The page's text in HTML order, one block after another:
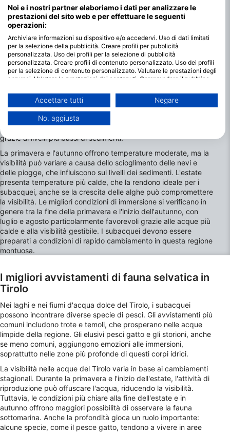
I migliori mesi per fare immersioni in
Tirolo
Le immersioni in acqua dolce in Tirolo offrono esperienze
4°C-20°C/39°F-68°F. Il periodo più freddo è l'inverno, dove la
copertura di ghiaccio è comune e limita le opportunità di
immersione, ma offre esperienze uniche di immersione nel
ghiaccio per i più avventurosi. La visibilità è migliore in inverno
grazie ai livelli più bassi di sedimenti.
La primavera e l'autunno offrono temperature moderate, ma la
visibilità può variare a causa dello scioglimento delle nevi e
delle piogge, che influiscono sui livelli dei sedimenti. L'estate
presenta temperature più calde, che la rendono ideale per i
subacquei, anche se la crescita delle alghe può compromettere
la visibilità. Le migliori condizioni di immersione si verificano in
genere tra la fine della primavera e l'inizio dell'autunno, con
luglio e agosto particolarmente favorevoli grazie alle acque più
calde e alla visibilità gestibile. I subacquei devono essere
preparati a condizioni di rapido cambiamento in questa regione
montuosa.
I migliori avvistamenti di fauna selvatica in
Tirolo
Nei laghi e nei fiumi d'acqua dolce del Tirolo, i subacquei
possono incontrare diverse specie di pesci. Gli avvistamenti più
comuni includono trote e temoli, che prosperano nelle acque
limpide della regione. Gli elusivi pesci gatto e gli storioni, anche
se meno comuni, aggiungono emozioni alle immersioni,
soprattutto nelle zone più profonde di questi corpi idrici.
La visibilità nelle acque del Tirolo varia in base ai cambiamenti
stagionali. Durante la primavera e l'inizio dell'estate, l'attività di
riproduzione può offuscare l'acqua, riducendo la visibilità.
Tuttavia, le condizioni più chiare alla fine dell'estate e in
autunno offrono maggiori possibilità di osservare la fauna
sottomarina. Anche la profondità gioca un ruolo importante:
alcune specie, come il pesce gatto, tendono a vivere in aree
Noi e i nostri partner elaboriamo i dati per analizzare le
prestazioni del sito web e per effettuare le seguenti
operazioni:
Archiviare informazioni su dispositivo e/o accedervi. Uso di dati limitati
per la selezione della pubblicità. Creare profili per pubblicità
personalizzata. Uso dei profili per la selezione di pubblicità
personalizzata. Creare profili di contenuto personalizzato. Uso dei profili
per la selezione di contenuto personalizzato. Valutare le prestazioni degli
annunci. Valutare le prestazioni dei contenuti. Comprendere il pubblico
diverse. Sviluppare e migliorare i servizi. Uso di dati limitati per la
selezione dei contenuti.
È possibile trovare ulteriori informazioni sull'utilizzo dei dati da parte di
Google qui: https://business.safety.google/privacy/
negli Stati Uniti.
Il tuo consenso e la cookie policy si applicano esclusivamente a questo
sito web/app.
Visualizza l'elenco dei partner (1 Venditori IAB)
Utilizziamo i tuoi dati per i seguenti scopi:
Finalità del trattamento IAB:
Archiviare informazioni su dispositivo e/o
accedervi
Utilizzare dati limitati per la selezione della
pubblicità
Creare profili per la pubblicità
personalizzata
Utilizzare profili per la selezione di pubblicità
personalizzata
Creare profili per la personalizzazione dei
contenuti
personalizzati
Misurare le prestazioni degli annunci
Misurare le prestazioni dei contenuti
Accettare tutti Negare
No, aggiusta